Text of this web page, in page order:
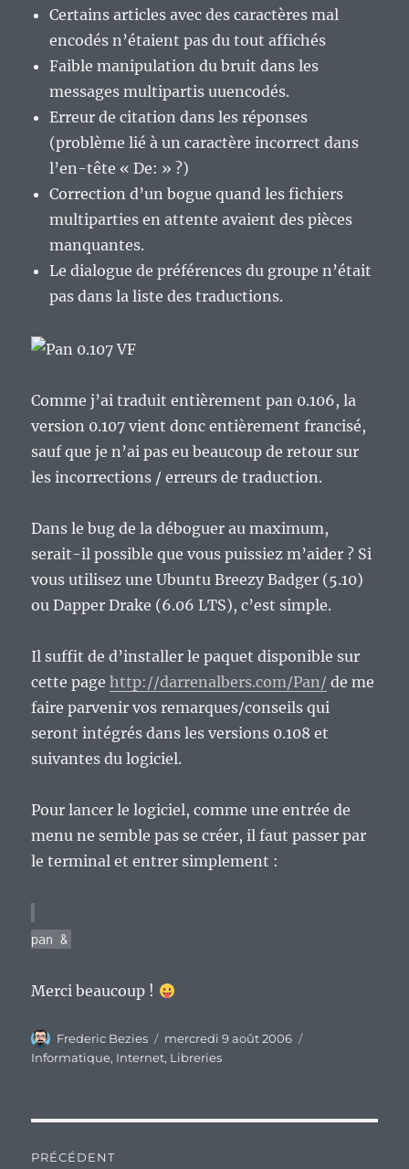
Certains articles avec des caractères mal
encodés n’étaient pas du tout affichés
Faible manipulation du bruit dans les
messages multipartis uuencodés.
Erreur de citation dans les réponses
(problème lié à un caractère incorrect dans
l’en-tête « De: » ?)
Correction d’un bogue quand les fichiers
multiparties en attente avaient des pièces
manquantes.
Le dialogue de préférences du groupe n’était
pas dans la liste des traductions.
Comme j’ai traduit entièrement pan 0.106, la
version 0.107 vient donc entièrement francisé,
sauf que je n’ai pas eu beaucoup de retour sur
les incorrections / erreurs de traduction.
Dans le bug de la déboguer au maximum,
serait-il possible que vous puissiez m’aider ? Si
vous utilisez une Ubuntu Breezy Badger (5.10)
ou Dapper Drake (6.06 LTS), c’est simple.
Il suffit de d’installer le paquet disponible sur
cette pagehttp://darrenalbers.com/Pan/ de me
faire parvenir vos remarques/conseils qui
seront intégrés dans les versions 0.108 et
suivantes du logiciel.
Pour lancer le logiciel, comme une entrée de
menu ne semble pas se créer, il faut passer par
le terminal et entrer simplement :
pan &
Merci beaucoup !
Auteur
Frederic Bezies
Publié
le
mercredi 9 août 2006
Informatique, Internet, Libreries
PRÉCÉDENT